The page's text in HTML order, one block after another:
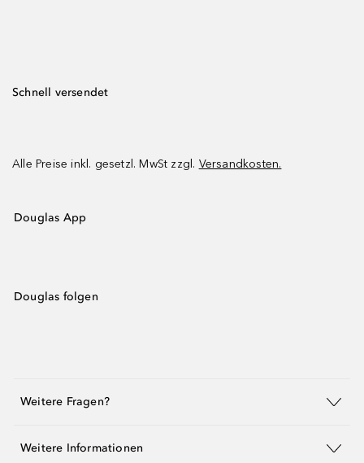
Schnell versendet
Alle Preise inkl. gesetzl. MwSt zzgl. Versandkosten.
Douglas App
Douglas folgen
Weitere Fragen?
Weitere Informationen